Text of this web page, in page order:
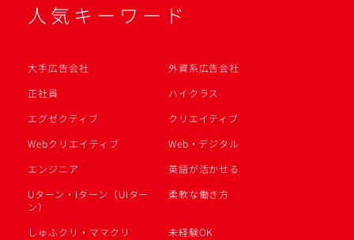
人気キーワード
大手広告会社
外資系広告会社
正社員
ハイクラス
エグゼクティブ
クリエイティブ
Webクリエイティブ
Web・デジタル
エンジニア
英語が活かせる
Uターン・Iターン（UIター
ン）
柔軟な働き方
しゅふクリ・ママクリ
未経験OK